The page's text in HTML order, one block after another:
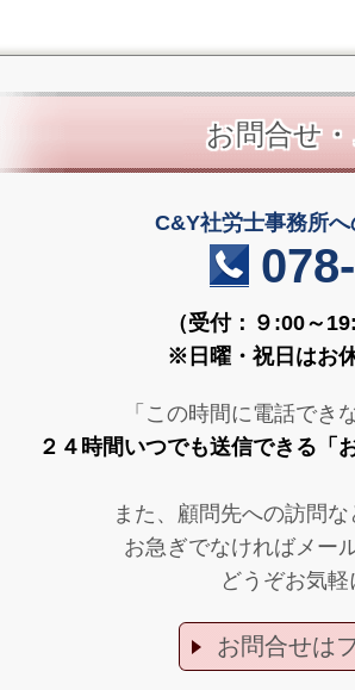
お問合せ
C&Y社労士事務
（受付：９:00～
※日曜・祝日はお
「この時間に電話でき
２４時間いつでも送信できる「
また、顧問先への訪問
お急ぎでなければメー
どうぞお気軽
お問合せは